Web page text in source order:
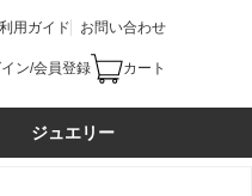
用ガイド お問い合わせ
イン/会員登録 カート
ジュエリー